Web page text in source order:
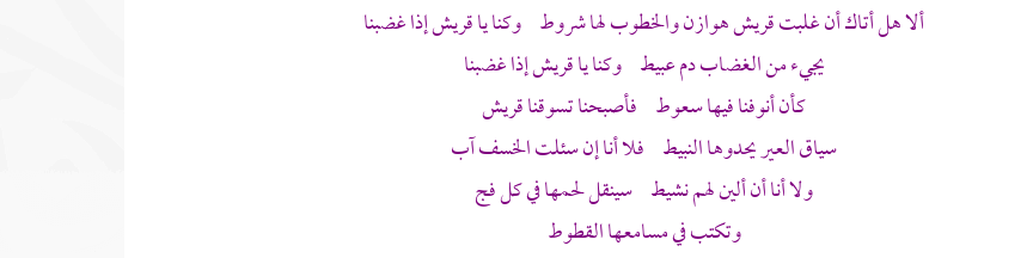
ألا هل أتاك أن غلبتقريشهوازنوالخطوب لها شروط وكنا ياقريشإذا غضبنا
يجيء من الغضاب دم عبيط وكنا ياقريشإذا غضبنا
كأن أنوفنا فيها سعوط فأصبحنا تسوقناقريش
سياق العير يحدوها النبيط فلا أنا إن سئلت الخسف آب
ولا أنا أن ألين لهم نشيط سينقل لحمها في كل فج
وتكتب في مسامعها القطوط